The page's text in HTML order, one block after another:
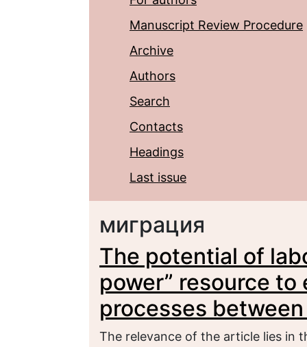
Manuscript Review Procedure
Archive
Authors
Search
Contacts
Headings
Last issue
миграция
The potential of
power” resource
processes
The relevance of the article lies in